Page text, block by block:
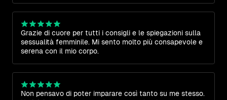
Grazie di cuore per tutti i consigli e le spiegazioni sulla
sessualità femminile. Mi sento molto più consapevole e
serena con il mio corpo.
Non pensavo di poter imparare così tanto su me stesso.